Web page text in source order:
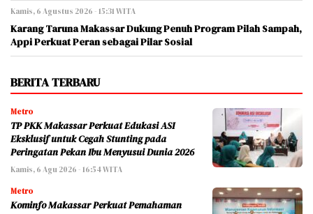
Kamis, 6 Agustus 2026 - 15:31 WITA
Karang Taruna Makassar Dukung Penuh Program Pilah Sampah,
Appi Perkuat Peran sebagai Pilar Sosial
BERITA TERBARU
Metro
TP PKK Makassar Perkuat Edukasi ASI
Eksklusif untuk Cegah Stunting pada
Peringatan Pekan Ibu Menyusui Dunia 2026
Kamis, 6 Agu 2026 - 16:54 WITA
Metro
Kominfo Makassar Perkuat Pemahaman